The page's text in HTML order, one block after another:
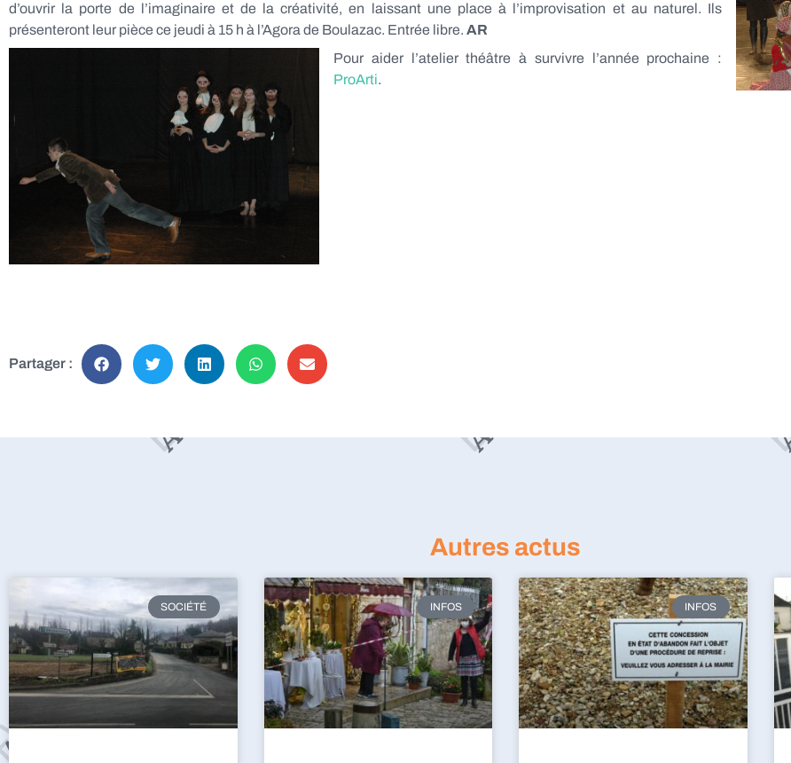
d’ouvrir la porte de l’imaginaire et de la créativité, en laissant une place à l’improvisation et au naturel. Ils
présenteront leur pièce ce jeudi à 15 h à l’Agora de Boulazac. Entrée libre. AR
Pour aider l’atelier théâtre à survivre l’année prochaine :
ProArti.
Partager :
Autres actus
SOCIÉTÉ INFOS INFOS